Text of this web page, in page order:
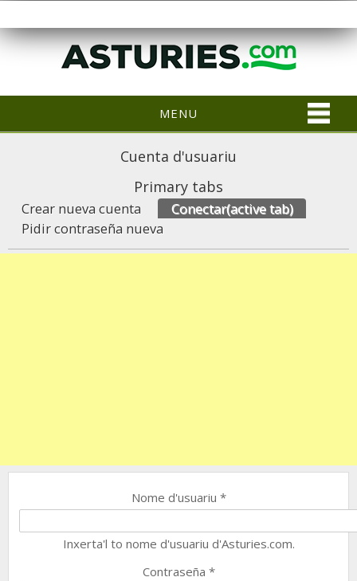
MENU
Cuenta d'usuariu
Primary tabs
Crear nueva cuenta Conectar(active tab)
Pidir contraseña nueva
Nome d'usuariu *
Inxerta'l to nome d'usuariu d'Asturies.com.
Contraseña *